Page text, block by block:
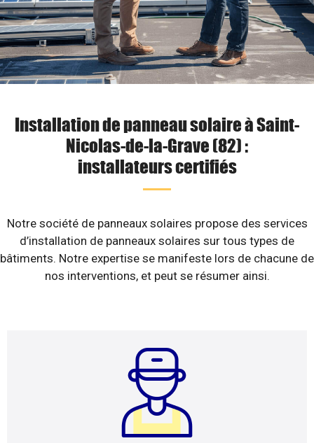
Installation de panneau solaire à Saint-
Nicolas-de-la-Grave (82) :
installateurs certifiés
Notre société de panneaux solaires propose des services
d’installation de panneaux solaires sur tous types de
bâtiments. Notre expertise se manifeste lors de chacune de
nos interventions, et peut se résumer ainsi.